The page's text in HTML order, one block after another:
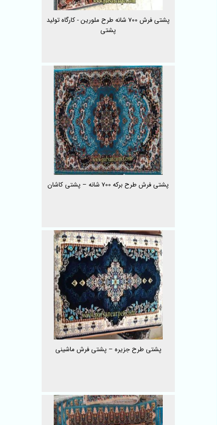
پشتی فرش 700 شانه طرح ملورین - کارگاه تولید
پشتی
پشتی فرش طرح برکه 700 شانه – پشتی کاشان
پشتی طرح جزیره – پشتی فرش ماشینی